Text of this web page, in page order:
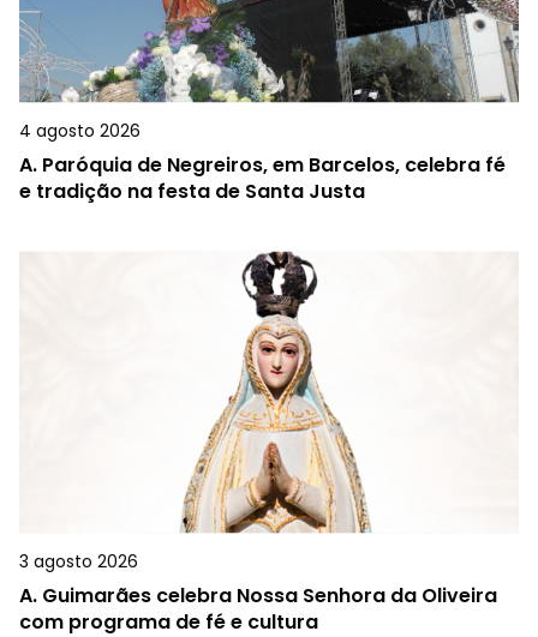
4 agosto 2026
A. Paróquia de Negreiros, em Barcelos, celebra fé
e tradição na festa de Santa Justa
3 agosto 2026
A. Guimarães celebra Nossa Senhora da Oliveira
com programa de fé e cultura